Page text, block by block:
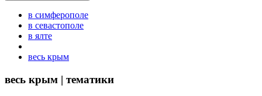
в симферополе
в севастополе
в ялте
весь крым
весь крым | тематики